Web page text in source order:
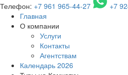
Телефон: +7 961 965-44-27
+7
Главная
О компании
Услуги
Контакты
Агентствам
Календарь 2026